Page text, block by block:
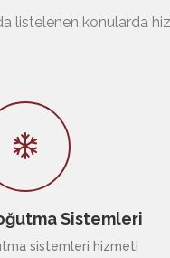
listelenen konularda
Sistemleri
sistemleri hizmeti